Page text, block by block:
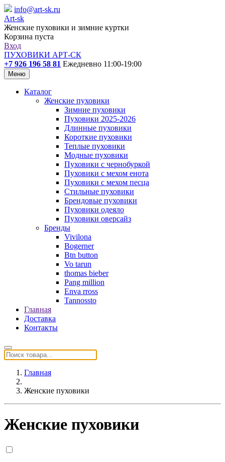
info@art-sk.ru
Art-sk
Женские пуховики и зимние куртки
Корзина пуста
Вход
ПУХОВИКИ АРТ-СК
+7 926 196 58 81 Ежедневно 11:00-19:00
Меню
Каталог
Женские пуховики
Зимние пуховики
Пуховики 2025-2026
Длинные пуховики
Короткие пуховики
Теплые пуховики
Модные пуховики
Пуховики с чернобуркой
Пуховики с мехом енота
Пуховики с мехом песца
Стильные пуховики
Брендовые пуховики
Пуховики одеяло
Пуховики оверсайз
Бренды
Vivilona
Bogerner
Btn button
Vo tarun
thomas bieber
Pang million
Enva rross
Tannossto
Главная
Доставка
Контакты
Главная
Женские пуховики
Женские пуховики